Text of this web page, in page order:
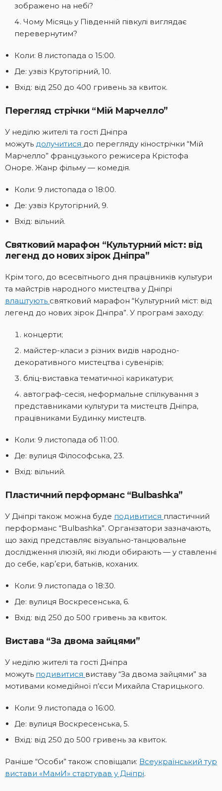
зображено на небі?
Чому Місяць у Південній півкулі виглядає
перевернутим?
Коли: 8 листопада о 15:00.
Де: узвіз Крутогірний, 10.
Вхід: від 250 до 400 гривень за квиток.
Перегляд стрічки “Мій Марчелло”
У неділю жителі та гості Дніпра
можуть долучитися до перегляду кінострічки “Мій
Марчелло” французького режисера Крістофа
Оноре. Жанр фільму — комедія.
Коли: 9 листопада о 18:00.
Де: узвіз Крутогірний, 9.
Вхід: вільний.
Святковий марафон “Культурний міст: від
легенд до нових зірок Дніпра”
Крім того, до всесвітнього дня працівників культури
та майстрів народного мистецтва у Дніпрі
влаштують святковий марафон “Культурний міст: від
легенд до нових зірок Дніпра”. У програмі заходу:
концерти;
майстер-класи з різних видів народно-
декоративного мистецтва і сувенірів;
бліц-виставка тематичної карикатури;
автограф-сесія, неформальне спілкування з
представниками культури та мистецтв Дніпра,
працівниками Будинку мистецтв.
Коли: 9 листопада об 11:00.
Де: вулиця Філософська, 23.
Вхід: вільний.
Пластичний перформанс “Bulbashka”
У Дніпрі також можна буде подивитися пластичний
перформанс “Bulbashka”. Організатори зазначають,
що захід представляє візуально-танцювальне
дослідження ілюзій, які люди обирають — у ставленні
до себе, карʼєри, батьків, коханих.
Коли: 9 листопада о 18:30.
Де: вулиця Воскресенська, 6.
Вхід: від 250 до 500 гривень за квиток.
Вистава “За двома зайцями”
У неділю жителі та гості Дніпра
можуть подивитися виставу “За двома зайцями” за
мотивами комедійної п’єси Михайла Старицького.
Коли: 9 листопада о 16:00.
Де: вулиця Воскресенська, 5.
Вхід: від 250 до 500 гривень за квиток.
Раніше “Особи” також сповіщали: Всеукраїнський тур
вистави «МамИ» стартував у Дніпрі.